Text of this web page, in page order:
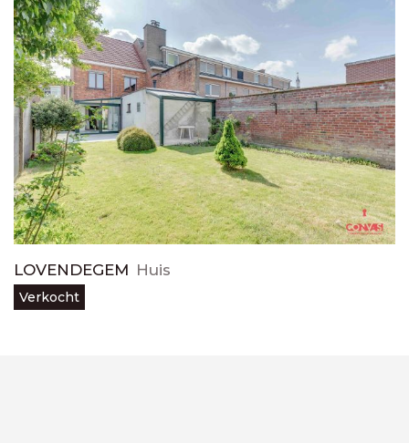
LOVENDEGEM Huis
Verkocht